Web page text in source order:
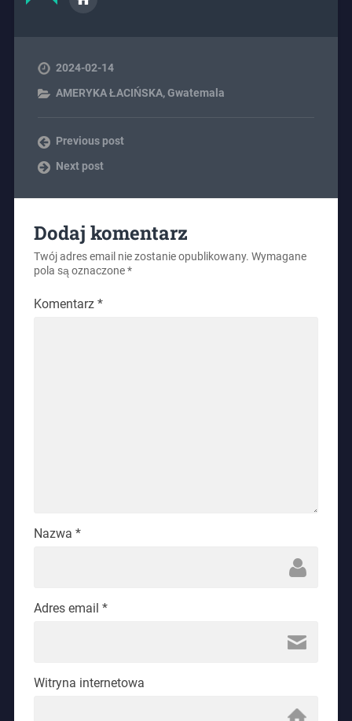
2024-02-14
AMERYKA ŁACIŃSKA,Gwatemala
Previous post
Next post
Dodaj komentarz
Twój adres email nie zostanie opublikowany. Wymagane
pola są oznaczone*
Komentarz *
Nazwa *
Adres email *
Witryna internetowa